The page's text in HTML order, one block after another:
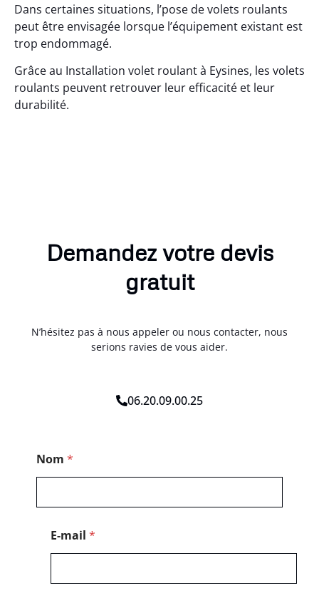
Dans certaines situations, l’pose de volets roulants
peut être envisagée lorsque l’équipement existant est
trop endommagé.
Grâce au Installation volet roulant à Eysines, les volets
roulants peuvent retrouver leur efficacité et leur
durabilité.
Demandez votre devis
gratuit
N’hésitez pas à nous appeler ou nous contacter, nous
serions ravies de vous aider.
06.20.09.00.25
Nom *
E-mail *